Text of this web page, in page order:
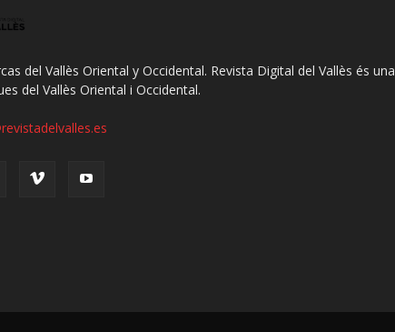
del Vallès Oriental y Occidental. Revista Digital del Vallès és una
del Vallès Oriental i Occidental.